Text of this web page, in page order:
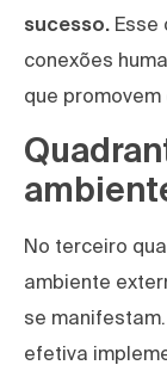
sucesso. Esse
conexões
que promovem
No terceiro
ambiente
se
efetiva